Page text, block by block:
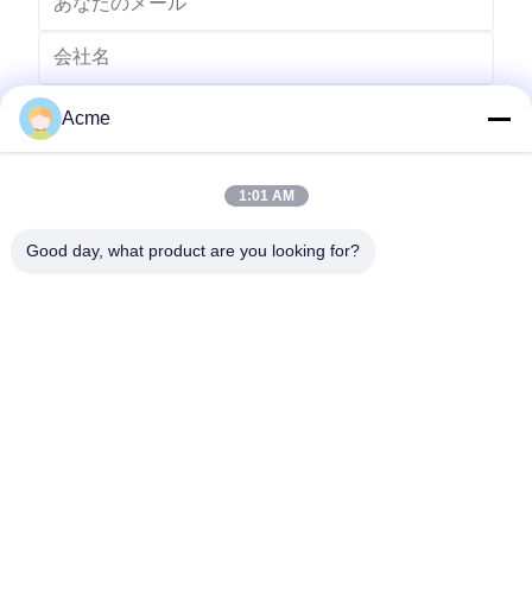
送りなさい
Acme
1:01 AM
Good day, what product are you looking for?